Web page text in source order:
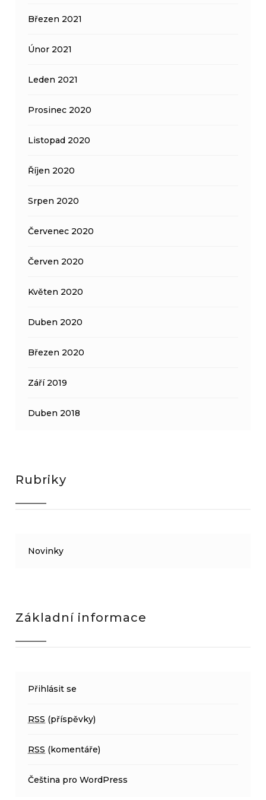
Březen 2021
Únor 2021
Leden 2021
Prosinec 2020
Listopad 2020
Říjen 2020
Srpen 2020
Červenec 2020
Červen 2020
Květen 2020
Duben 2020
Březen 2020
Září 2019
Duben 2018
Rubriky
Novinky
Základní informace
Přihlásit se
RSS (příspěvky)
RSS (komentáře)
Čeština pro WordPress